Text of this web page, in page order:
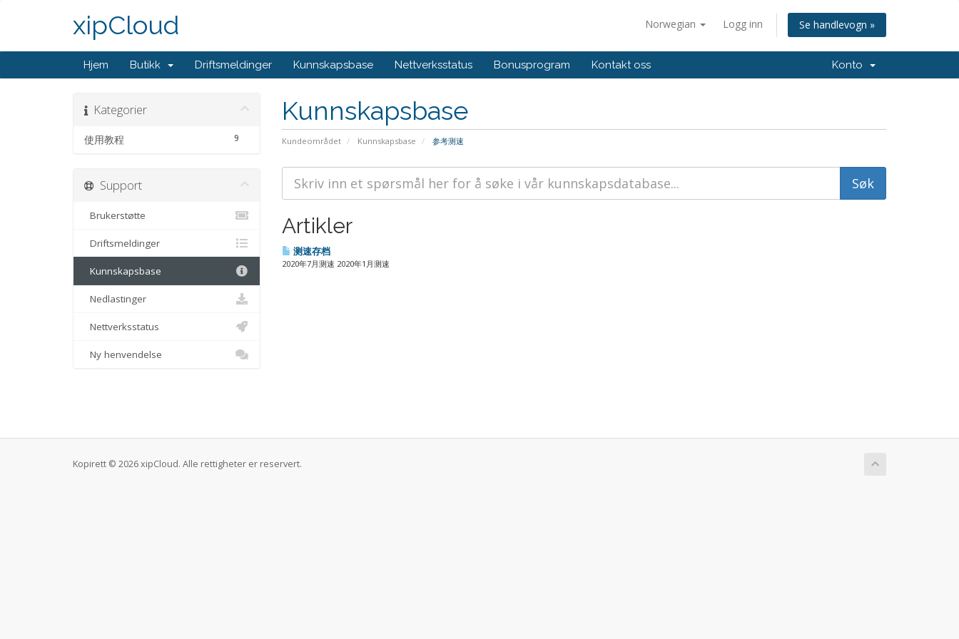
Norwegian Logg inn Se handlevogn »
xipCloud
Hjem Butikk Driftsmeldinger Kunnskapsbase Nettverksstatus Bonusprogram Kontakt oss Konto
Kunnskapsbase
Kundeområdet Kunnskapsbase 参考测速
Kategorier
9
使用教程
Artikler
测速存档
2020年7月测速 2020年1月测速
Support
Brukerstøtte
Driftsmeldinger
Kunnskapsbase
Nedlastinger
Nettverksstatus
Ny henvendelse
Kopirett © 2026 xipCloud. Alle rettigheter er reservert.